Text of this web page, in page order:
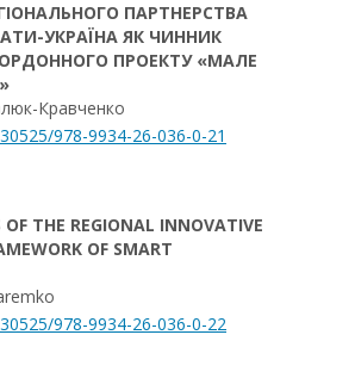
ПАРТНЕРСТВА
УКРАЇНА ЯК ЧИННИК
ПРОЕКТУ «МАЛЕ
Кравченко
978-9934-26-036-0-21
OF THE REGIONAL INNOVATIVE
OF SMART
978-9934-26-036-0-22